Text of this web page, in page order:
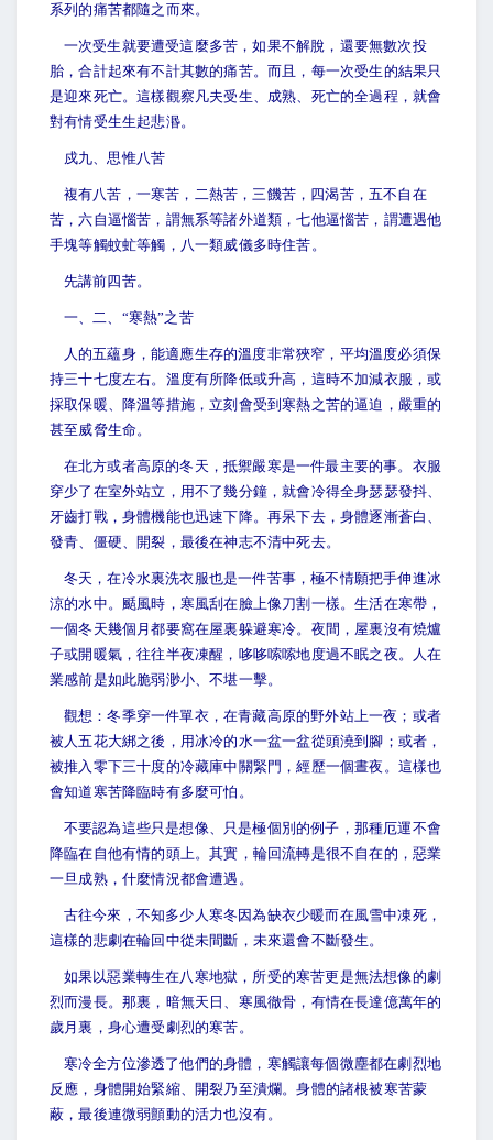
系列的痛苦都隨之而來。
一次受生就要遭受這麼多苦，如果不解脫，還要無數次投
胎，合計起來有不計其數的痛苦。而且，每一次受生的結果只
是迎來死亡。這樣觀察凡夫受生、成熟、死亡的全過程，就會
對有情受生生起悲湣。
戍九、思惟八苦
複有八苦，一寒苦，二熱苦，三饑苦，四渴苦，五不自在
苦，六自逼惱苦，謂無系等諸外道類，七他逼惱苦，謂遭遇他
手塊等觸蚊虻等觸，八一類威儀多時住苦。
先講前四苦。
一、二、“寒熱”之苦
人的五蘊身，能適應生存的溫度非常狹窄，平均溫度必須保
持三十七度左右。溫度有所降低或升高，這時不加減衣服，或
採取保暖、降溫等措施，立刻會受到寒熱之苦的逼迫，嚴重的
甚至威脅生命。
在北方或者高原的冬天，抵禦嚴寒是一件最主要的事。衣服
穿少了在室外站立，用不了幾分鐘，就會冷得全身瑟瑟發抖、
牙齒打戰，身體機能也迅速下降。再呆下去，身體逐漸蒼白、
發青、僵硬、開裂，最後在神志不清中死去。
冬天，在冷水裏洗衣服也是一件苦事，極不情願把手伸進冰
涼的水中。颳風時，寒風刮在臉上像刀割一樣。生活在寒帶，
一個冬天幾個月都要窩在屋裏躲避寒冷。夜間，屋裏沒有燒爐
子或開暖氣，往往半夜凍醒，哆哆嗦嗦地度過不眠之夜。人在
業感前是如此脆弱渺小、不堪一擊。
觀想：冬季穿一件單衣，在青藏高原的野外站上一夜；或者
被人五花大綁之後，用冰冷的水一盆一盆從頭澆到腳；或者，
被推入零下三十度的冷藏庫中關緊門，經歷一個晝夜。這樣也
會知道寒苦降臨時有多麼可怕。
不要認為這些只是想像、只是極個別的例子，那種厄運不會
降臨在自他有情的頭上。其實，輪回流轉是很不自在的，惡業
一旦成熟，什麼情況都會遭遇。
古往今來，不知多少人寒冬因為缺衣少暖而在風雪中凍死，
這樣的悲劇在輪回中從未間斷，未來還會不斷發生。
如果以惡業轉生在八寒地獄，所受的寒苦更是無法想像的劇
烈而漫長。那裏，暗無天日、寒風徹骨，有情在長達億萬年的
歲月裏，身心遭受劇烈的寒苦。
寒冷全方位滲透了他們的身體，寒觸讓每個微塵都在劇烈地
反應，身體開始緊縮、開裂乃至潰爛。身體的諸根被寒苦蒙
蔽，最後連微弱顫動的活力也沒有。